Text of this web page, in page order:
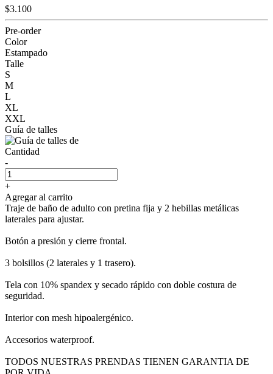
$3.100
Pre-order
Color
Estampado
Talle
S
M
L
XL
XXL
Guía de talles
Cantidad
-
+
Agregar al carrito
Traje de baño de adulto con pretina fija y 2 hebillas metálicas
laterales para ajustar.
Botón a presión y cierre frontal.
3 bolsillos (2 laterales y 1 trasero).
Tela con 10% spandex y secado rápido con doble costura de
seguridad.
Interior con mesh hipoalergénico.
Accesorios waterproof.
TODOS NUESTRAS PRENDAS TIENEN GARANTIA DE